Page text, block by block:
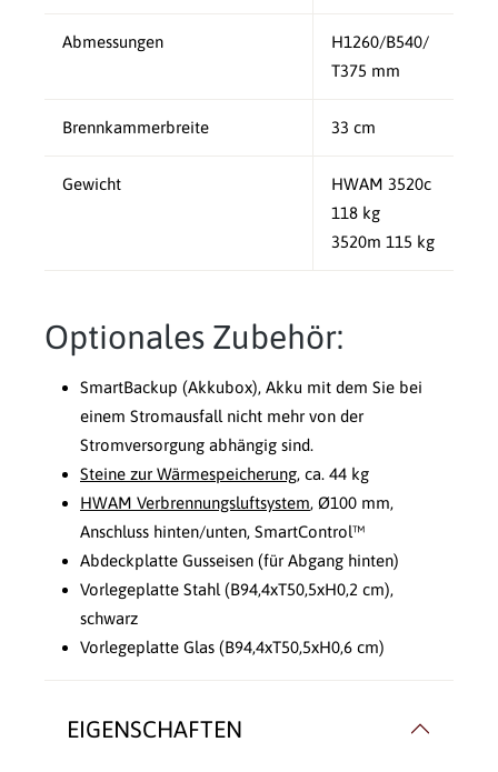
Abmessungen
H1260/B540/
T375 mm
Brennkammerbreite 33 cm
Gewicht
HWAM 3520c
118 kg
3520m 115 kg
Optionales Zubehör:
SmartBackup (Akkubox), Akku mit dem Sie bei
einem Stromausfall nicht mehr von der
Stromversorgung abhängig sind.
Steine zur Wärmespeicherung, ca. 44 kg
HWAM Verbrennungsluftsystem, Ø100 mm,
Anschluss hinten/unten, SmartControl™
Abdeckplatte Gusseisen (für Abgang hinten)
Vorlegeplatte Stahl (B94,4xT50,5xH0,2 cm),
schwarz
Vorlegeplatte Glas (B94,4xT50,5xH0,6 cm)
EIGENSCHAFTEN